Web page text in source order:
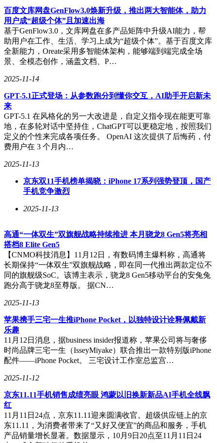
百度文库网盘GenFlow3.0焕新升级，推出两大智能体，助力
用户成“超级个体”且加速出海
基于GenFlow3.0，文库网盘在多产品矩阵中升级AI能力，帮
助用户在工作、生活、学习上成为“超级个体”。基于百度文库
全新能力，Oreate采用多智能体架构，能够端到端完成全场
景、全模态创作，涵盖文档、P…
2025-11-14
GPT-5.1正式登场：从参数跑分到懂你交互，AI助手开启新未
来
GPT-5.1 在风格化的另一大改进是，自定义指令现在能更可靠
地，在多轮对话中坚持住，ChatGPT可以更稳定地，按照我们
定义的个性来完成各项任务。 OpenAI 这次提供了后悔药，付
费用户在 3 个月内…
2025-11-13
京东双11手机榜单揭晓：iPhone 17系列强势登顶，国产
手机竞争激烈
2025-11-13
高通“一体双生”双旗舰战略持续推进 本月骁龙8 Gen5将亮相
搭档8 Elite Gen5
【CNMO科技消息】11月12日，有数码博主爆料称，高通将
长期保持“一体双生”双旗舰战略，即在同一代推出两款定位不
同的旗舰级SoC。该博主表示，骁龙8 Gen5移动平台的安兔兔
跑分高于骁龙8至尊版。 据CN…
2025-11-13
苹果携手三宅一生推iPhone Pocket，以独特设计诠释佩戴新
乐趣
11月12日消息，据business insider报道称，苹果公司将与奢侈
时尚品牌三宅一生（IsseyMiyake）联合推出一款特别版iPhone
配件——iPhone Pocket。 三宅设计工作室总监宫…
2025-11-12
京东11.11手机销售成绩亮眼 鸿蒙以旧换新新品AI手机全线飘
红
11月11日24点，京东11.11迎来圆满收官。超级供应链上的京
东11.11，为消费者带来了“又好又便宜”的商品和服务，手机
产品销量增长显著。数据显示，10月9日20点至11月11日24